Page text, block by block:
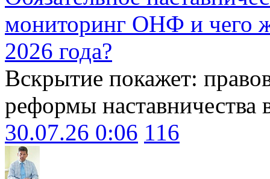
мониторинг ОНФ и чего
2026 года?
Вскрытие покажет:
реформы наставничества
30.07.26 0:06 116